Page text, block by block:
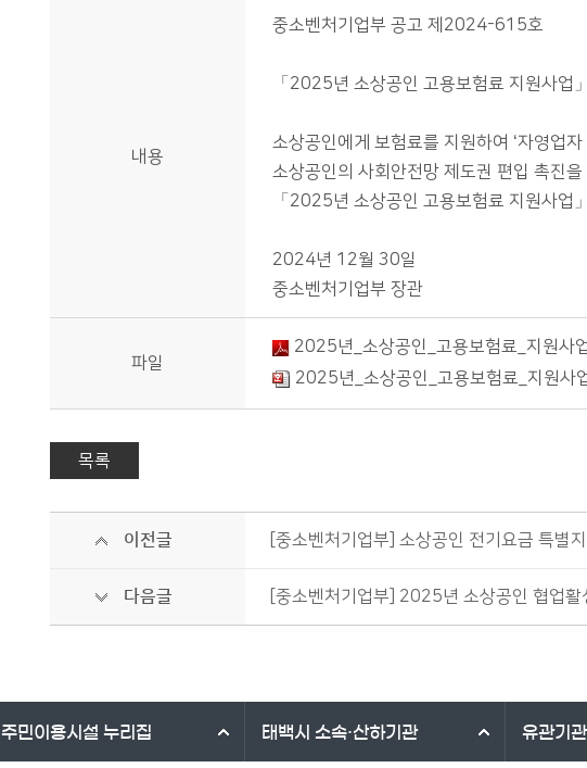
내용
중소벤처기업부 공고 제2024-615호
「2025년 소상공인 고용보험료 지원사업
소상공인에게 보험료를 지원하여 ‘자영업
소상공인의 사회안전망 제도권 편입 촉진을
「2025년 소상공인 고용보험료 지원사업
2024년 12월 30일
중소벤처기업부 장관
파일
2025년_소상공인_고용보험료_지원사
2025년_소상공인_고용보험료_지원사
목록
이전글 [중소벤처기업부] 소상공인 전기요금 특별
다음글 [중소벤처기업부] 2025년 소상공인 협업활
주민이용시설 누리집 태백시 소속·산하기관 유관기관